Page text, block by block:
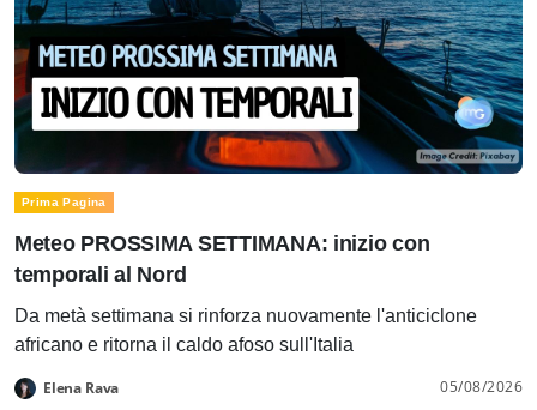
Prima Pagina
Meteo PROSSIMA SETTIMANA: inizio con
temporali al Nord
Da metà settimana si rinforza nuovamente l'anticiclone
africano e ritorna il caldo afoso sull'Italia
Elena Rava 05/08/2026